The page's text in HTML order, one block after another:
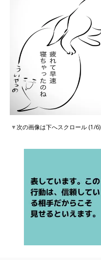
▼次の画像は下へスクロール (1/6)